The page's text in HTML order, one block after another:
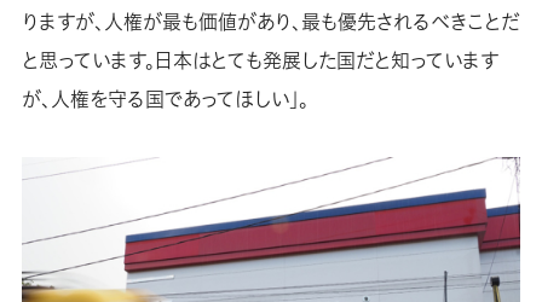
りますが、人権が最も価値があり、最も優先されるべきことだ
と思っています。日本はとても発展した国だと知っています
が、人権を守る国であってほしい」。